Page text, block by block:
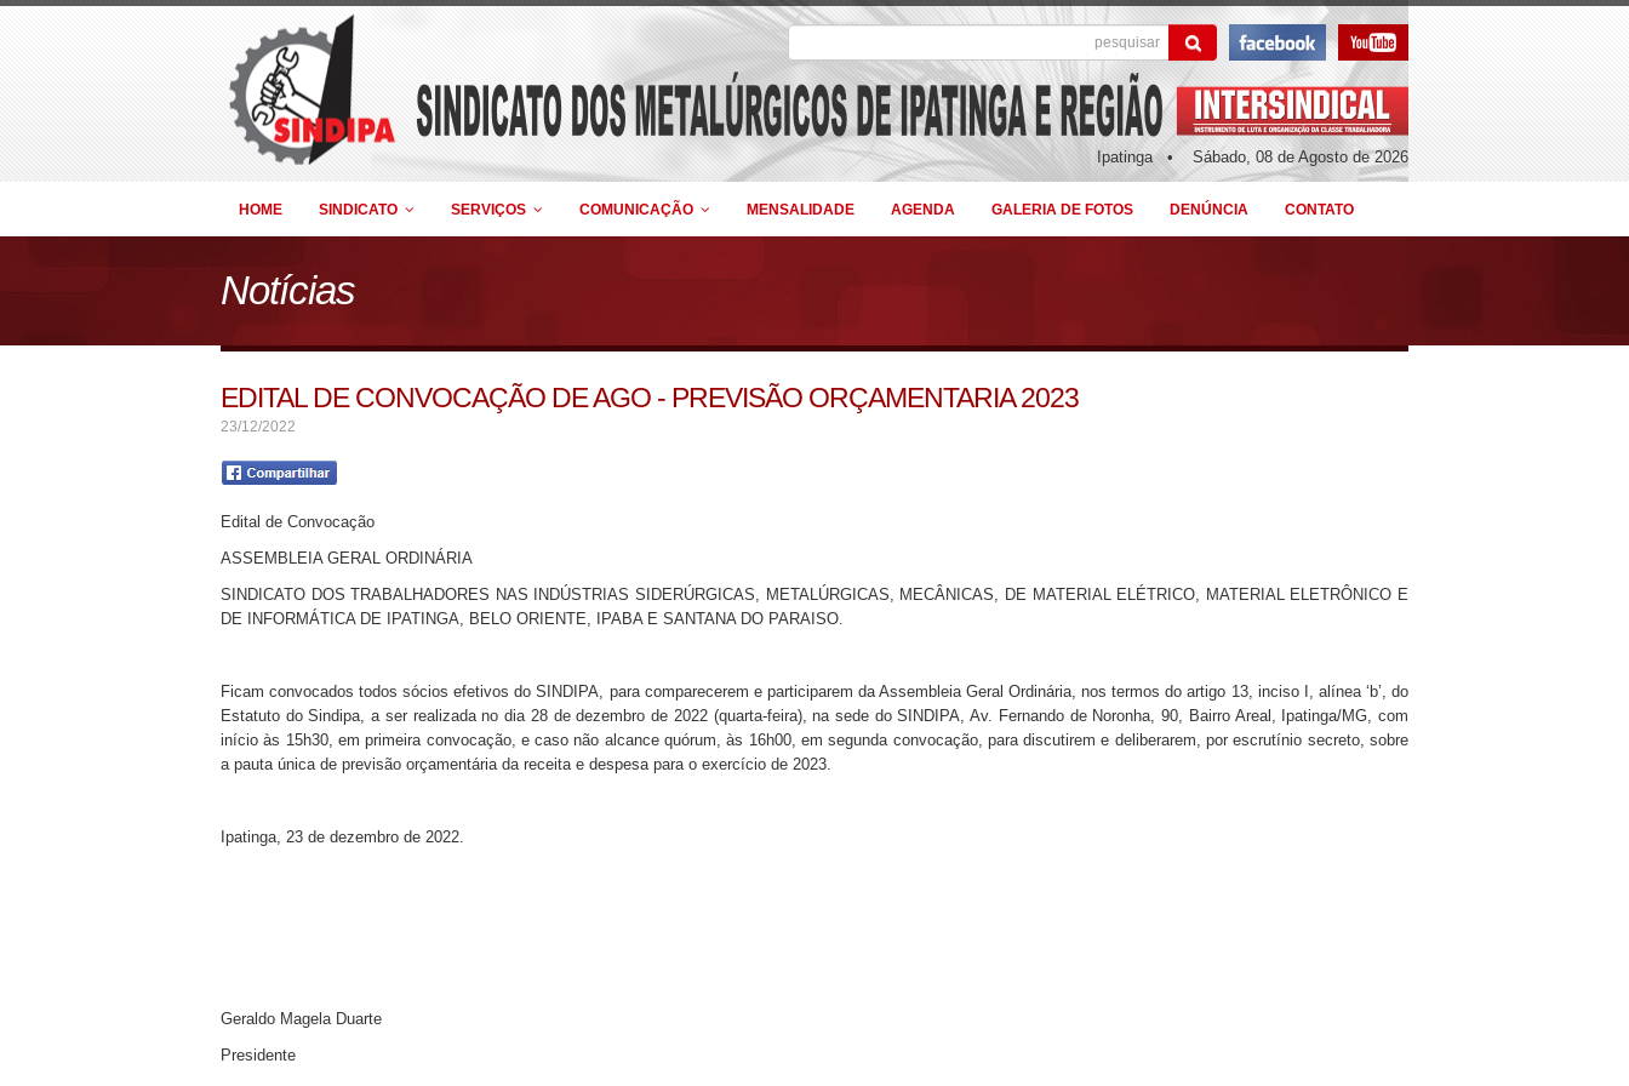
Ipatinga • Sábado, 08 de Agosto de 2026
HOME SINDICATO SERVIÇOS COMUNICAÇÃO MENSALIDADE AGENDA GALERIA DE FOTOS DENÚNCIA CONTATO
Notícias
EDITAL DE CONVOCAÇÃO DE AGO - PREVISÃO ORÇAMENTARIA 2023
23/12/2022
Edital de Convocação
ASSEMBLEIA GERAL ORDINÁRIA
SINDICATO DOS TRABALHADORES NAS INDÚSTRIAS SIDERÚRGICAS, METALÚRGICAS, MECÂNICAS, DE MATERIAL ELÉTRICO, MATERIAL ELETRÔNICO E
DE INFORMÁTICA DE IPATINGA, BELO ORIENTE, IPABA E SANTANA DO PARAISO.
Ficam convocados todos sócios efetivos do SINDIPA, para comparecerem e participarem da Assembleia Geral Ordinária, nos termos do artigo 13, inciso I, alínea ‘b’, do
Estatuto do Sindipa, a ser realizada no dia 28 de dezembro de 2022 (quarta-feira), na sede do SINDIPA, Av. Fernando de Noronha, 90, Bairro Areal, Ipatinga/MG, com
início às 15h30, em primeira convocação, e caso não alcance quórum, às 16h00, em segunda convocação, para discutirem e deliberarem, por escrutínio secreto, sobre
a pauta única de previsão orçamentária da receita e despesa para o exercício de 2023.
Ipatinga, 23 de dezembro de 2022.
Geraldo Magela Duarte
Presidente